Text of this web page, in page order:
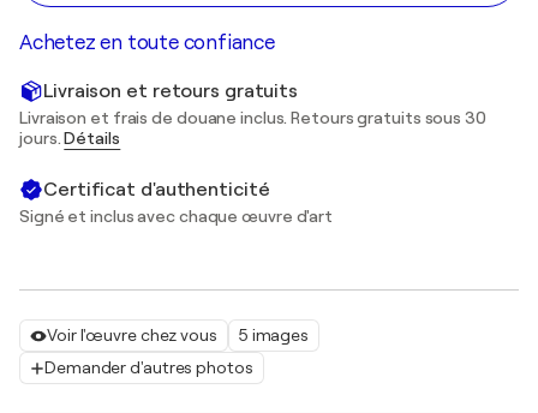
Voir l'œuvre chez vous
5 images
Demander d'autres photos
Achetez en toute confiance
Livraison et retours gratuits
Livraison et frais de douane inclus. Retours gratuits sous 30
jours.Détails
Certificat d'authenticité
Signé et inclus avec chaque œuvre d'art